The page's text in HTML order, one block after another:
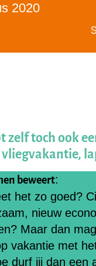
2020
zelf toch ook
beweert:
het zo goed?
nieuw
Maar dan
vakantie met
durf jij dan een